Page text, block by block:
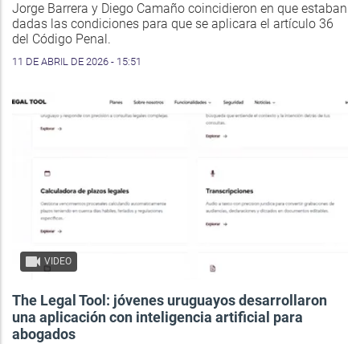
Jorge Barrera y Diego Camaño coincidieron en que estaban
dadas las condiciones para que se aplicara el artículo 36
del Código Penal.
11 DE ABRIL DE 2026 - 15:51
VIDEO
The Legal Tool: jóvenes uruguayos desarrollaron
una aplicación con inteligencia artificial para
abogados